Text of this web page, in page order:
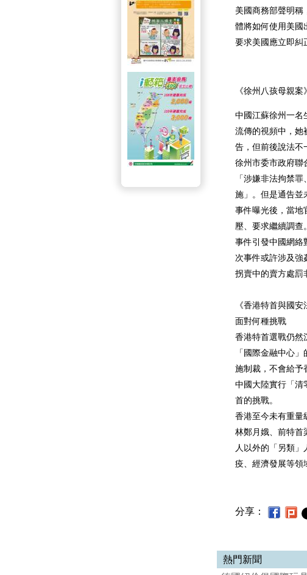
美國商務部聲明稱
體將如何使用美國
要求美國應立即糾
《徐州八孩母親
中國江蘇徐州一名
流傳的視頻中，她
告，但前後說法不
徐州市委市政府聯
「涉嫌非法拘禁
施」。但是通告並
事件曝光後，當地
壓、要求繼續調查。
事件引發中國網絡
次事件或許涉及強
拐賣中的賣方處罰
《香港特首與國
面對何種挑戰
香港特首選戰仍然
「國際金融中心
施制裁，不會給予
中國大陸實行「清
首的挑戰。
香港至今未有重量
林鄭月娥、前特首
人以外的「另類
疫、經濟發展等領
分享：
熱門新聞